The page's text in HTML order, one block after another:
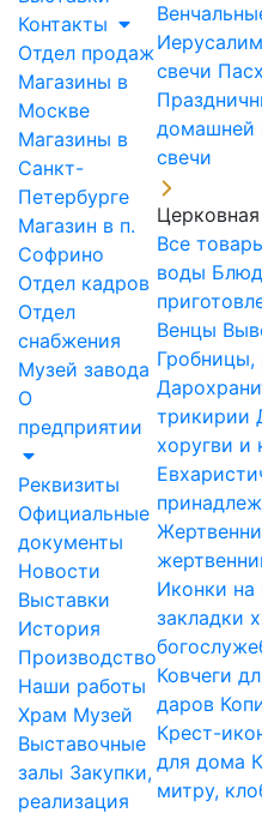
Контакты
Отдел продаж
Магазины в
Москве
Магазины в
Санкт-
Петербурге
Магазин в п.
Софрино
Отдел кадров
Отдел
снабжения
Музей завода
О
предприятии
Реквизиты
Официальные
документы
Новости
Выставки
История
Производство
Наши работы
Храм Музей
Выставочные
залы Закупки,
реализация
свечи
домашней
свечи
Все
воды
Венцы
Гробницы,
трикирии
хоругви и
Иконки на
закладки
Ковчеги
даров
Крест-
для дома
митру,